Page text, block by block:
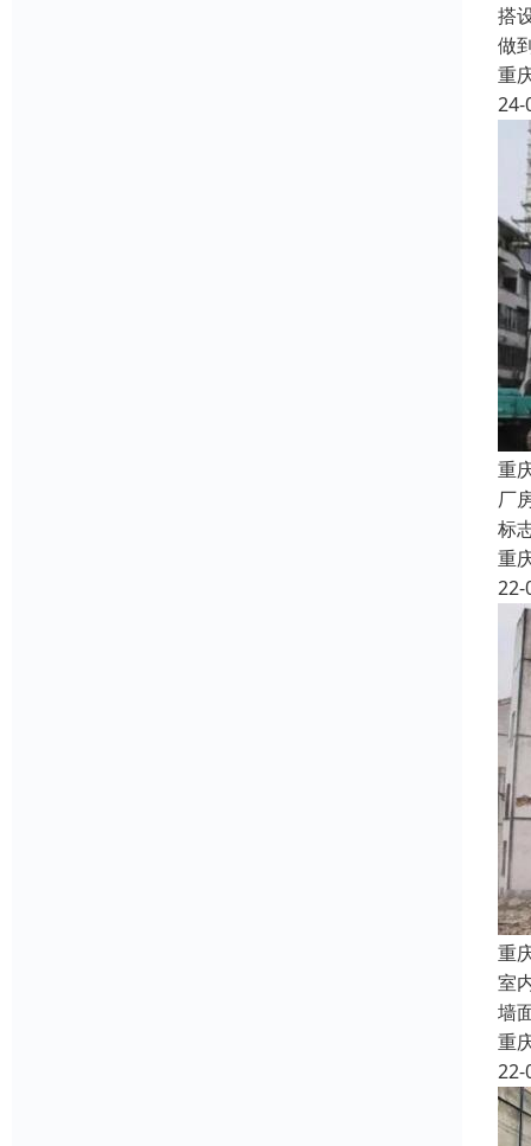
搭
做
重
24-
重
厂
标
重
22-
重
室
墙
重
22-